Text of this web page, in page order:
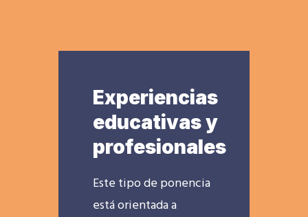
Experiencias
educativas y
profesionales
Este tipo de ponencia
está orientada a